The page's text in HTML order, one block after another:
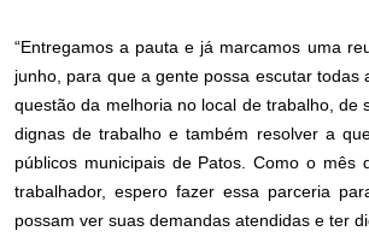
“Entregamos a pauta e já marcamos uma
junho, para que a gente possa escutar todas
questão da melhoria no local de trabalho, de
dignas de trabalho e também resolver a
públicos municipais de Patos. Como o mês
trabalhador, espero fazer essa parceria
possam ver suas demandas atendidas e ter